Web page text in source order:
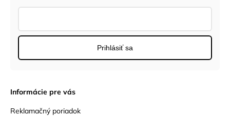
Informácie pre vás
Reklamačný poriadok
Prihlásiť sa